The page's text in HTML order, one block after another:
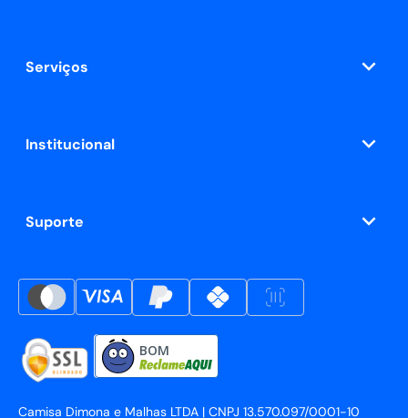
Serviços
Institucional
Suporte
Camisa Dimona e Malhas LTDA | CNPJ 13.570.097/0001-10
BOM